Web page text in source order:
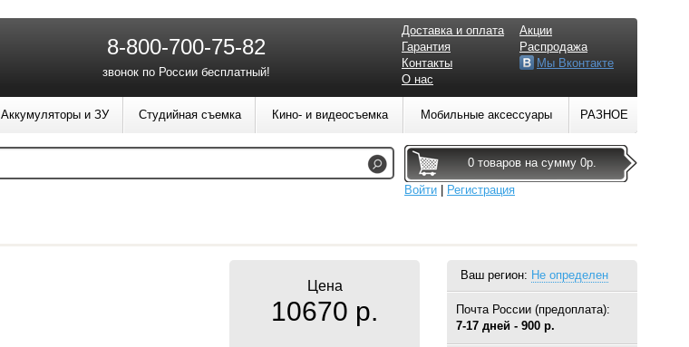
Ваш регион: Не определен
Почта России (предоплата):
7-17 дней - 900 р.
Цена
10670 р.
8-800-700-75-82
звонок по России бесплатный!
Доставка и оплата
Гарантия
Контакты
О нас
Акции
Распродажа
Мы Вконтакте
Аккумуляторы и ЗУ Студийная съемка Кино- и видеосъемка Мобильные аксессуары РАЗНОЕ
0 товаров на сумму 0р.
Войти
Регистрация